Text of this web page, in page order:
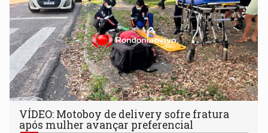
VÍDEO: Motoboy de delivery sofre fratura
após mulher avançar preferencial